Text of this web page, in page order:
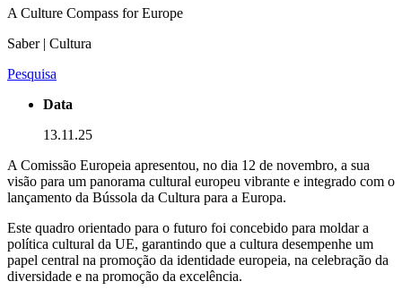
A Culture Compass for Europe
Saber | Cultura
Pesquisa
Data
13.11.25
A Comissão Europeia apresentou, no dia 12 de novembro, a sua
visão para um panorama cultural europeu vibrante e integrado com o
lançamento da Bússola da Cultura para a Europa.
Este quadro orientado para o futuro foi concebido para moldar a
política cultural da UE, garantindo que a cultura desempenhe um
papel central na promoção da identidade europeia, na celebração da
diversidade e na promoção da excelência.